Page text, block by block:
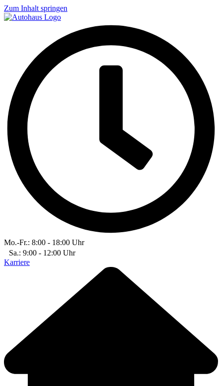
Zum Inhalt springen
Mo.-Fr.: 8:00 - 18:00 Uhr
Sa.: 9:00 - 12:00 Uhr
Karriere